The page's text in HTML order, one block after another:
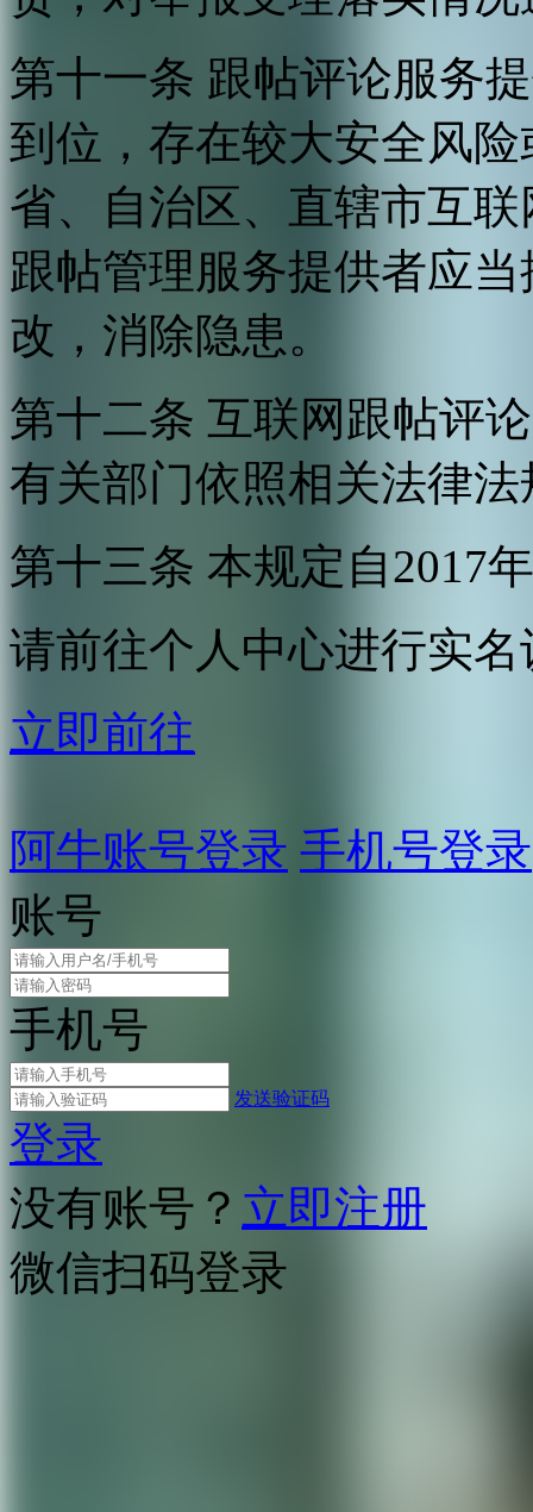
第十一条 跟帖评论服务
到位，存在较大安全风
省、自治区、直辖市互
跟帖管理服务提供者应
改，消除隐患。
第十二条 互联网跟帖评
有关部门依照相关法律
第十三条 本规定自2017
请前往个人中心进行实名
立即前往
阿牛账号登录 手机号登录
账号
手机号
发送验证码
登录
没有账号？ 立即注册
微信扫码登录